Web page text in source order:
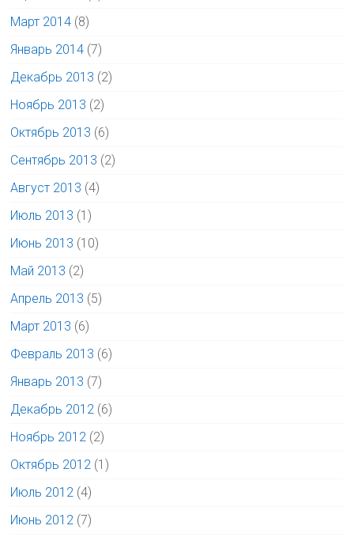
Март 2014 (8)
Январь 2014 (7)
Декабрь 2013 (2)
Ноябрь 2013 (2)
Октябрь 2013 (6)
Сентябрь 2013 (2)
Август 2013 (4)
Июль 2013 (1)
Июнь 2013 (10)
Май 2013 (2)
Апрель 2013 (5)
Март 2013 (6)
Февраль 2013 (6)
Январь 2013 (7)
Декабрь 2012 (6)
Ноябрь 2012 (2)
Октябрь 2012 (1)
Июль 2012 (4)
Июнь 2012 (7)